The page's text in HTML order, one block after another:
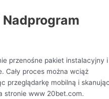
przenośne pakiet instalacyjny i
Cały proces można wciąż
przeglądarkę mobilną i
stronie www 20bet.com.